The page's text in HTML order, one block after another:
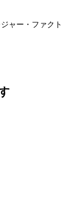
ャー・ファクト